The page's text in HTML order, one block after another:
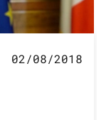
02/08/2018